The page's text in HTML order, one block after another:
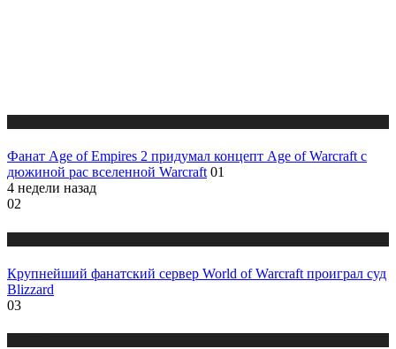
Фанат Age of Empires 2 придумал концепт Age of Warcraft с
дюжиной рас вселенной Warcraft 01
4 недели назад
02
Крупнейший фанатский сервер World of Warcraft проиграл суд
Blizzard
03